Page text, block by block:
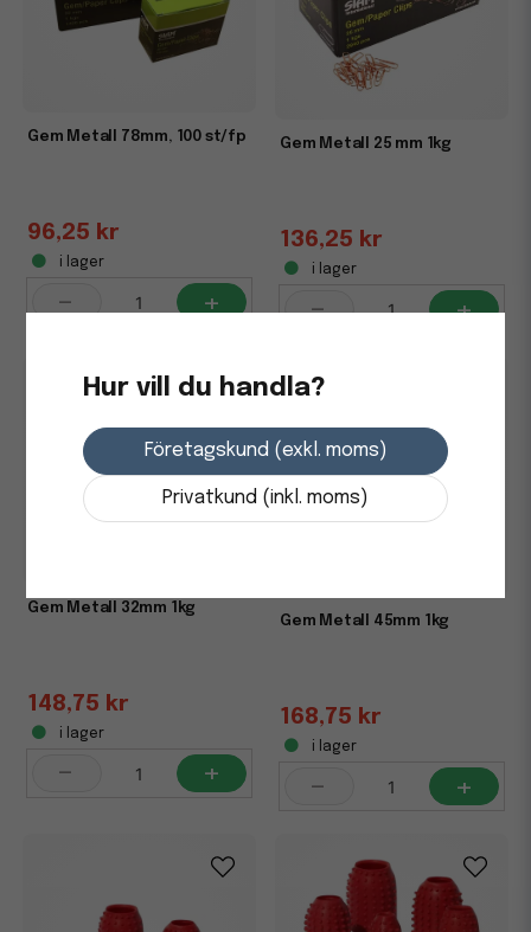
Gem Metall 78mm, 100 st/fp
96,25 kr
i lager
- +
Gem Metall 25 mm 1kg
136,25 kr
i lager
- +
Gem Metall 32mm 1kg
148,75 kr
i lager
- +
Gem Metall 45mm 1kg
168,75 kr
i lager
- +
Hur vill du handla?
Företagskund (exkl. moms)
Privatkund (inkl. moms)